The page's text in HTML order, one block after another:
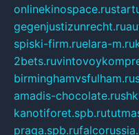
onlinekinospace.ru
gegenjustizunrecht.ru
spiski-firm.ruelara-m.ru
2bets.ru
birminghamvsfulham.ru
amadis-chocolate.ru
kanotiforet.spb.ru
praga.spb.ru